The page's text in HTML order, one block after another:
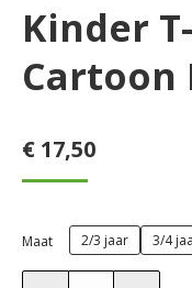
Kinder
Cartoon
€ 17,50
Maat 2/3 jaar 3/4